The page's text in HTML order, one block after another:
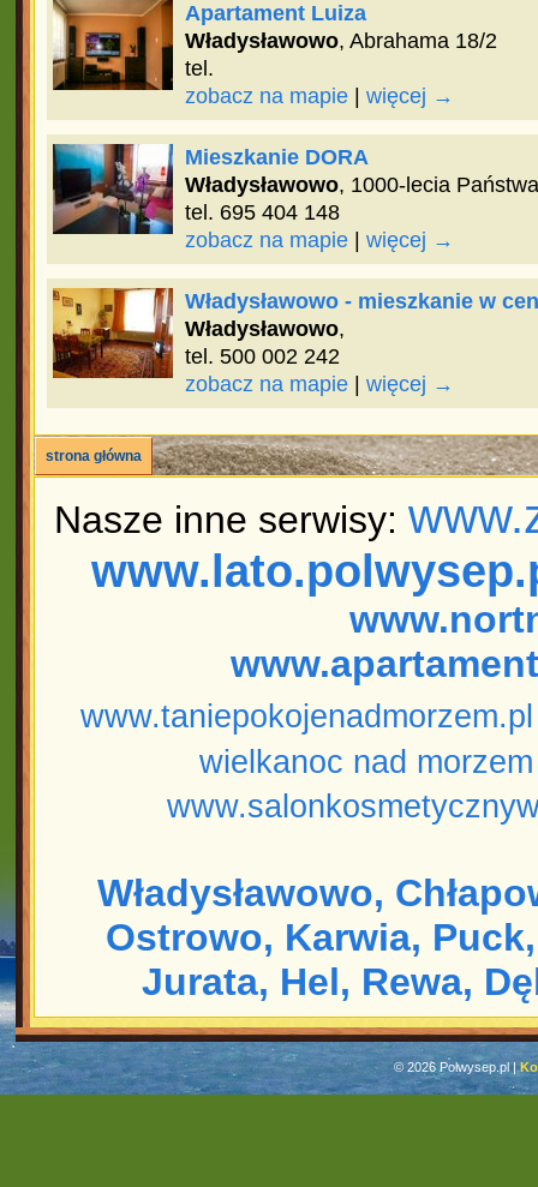
Apartament Luiza
Władysławowo, Abrahama 18/2
tel.
zobacz na mapie| więcej →
Mieszkanie DORA
Władysławowo, 1000-lecia
tel. 695 404 148
zobacz na mapie| więcej →
Władysławowo - mieszkanie w
Władysławowo,
tel. 500 002 242
zobacz na mapie| więcej →
strona główna
Nasze inne serwisy:
www.taniepokojenadmorzem.pl
wielkanoc nad
Władysławowo,
Ostrowo, Karwia, Puck,
Jurata, Hel, Rewa,
© 2026 Polwysep.pl |